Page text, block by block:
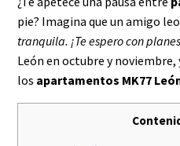
pie? Imagina que un amigo
tranquila. ¡Te espero con
León en octubre y noviembre,
los apartamentos MK77